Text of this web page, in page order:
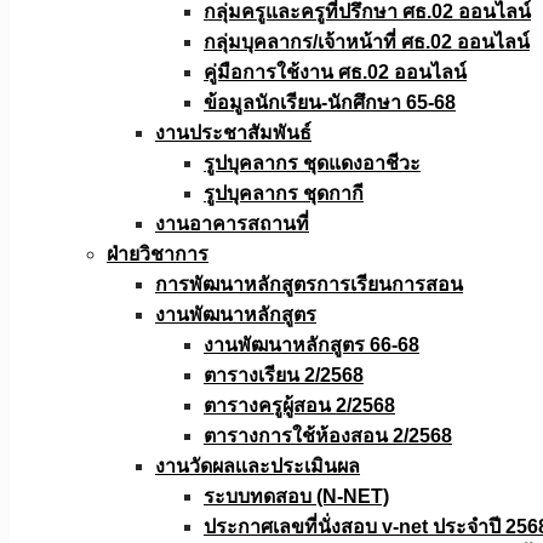
กลุ่มครูและครูที่ปรึกษา ศธ.02 ออนไลน์
กลุ่มบุคลากร/เจ้าหน้าที่ ศธ.02 ออนไลน์
คู่มือการใช้งาน ศธ.02 ออนไลน์
ข้อมูลนักเรียน-นักศึกษา 65-68
งานประชาสัมพันธ์
รูปบุคลากร ชุดแดงอาชีวะ
รูปบุคลากร ชุดกากี
งานอาคารสถานที่
ฝ่ายวิชาการ
การพัฒนาหลักสูตรการเรียนการสอน
งานพัฒนาหลักสูตร
งานพัฒนาหลักสูตร 66-68
ตารางเรียน 2/2568
ตารางครูผู้สอน 2/2568
ตารางการใช้ห้องสอน 2/2568
งานวัดผลเเละประเมินผล
ระบบทดสอบ (N-NET)
ประกาศเลขที่นั่งสอบ v-net ประจำปี